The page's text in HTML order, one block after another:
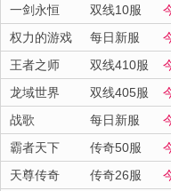
一剑永恒
双线10服
权力的游戏
每日新服
王者之师
双线410服
龙域世界
双线405服
战歌
每日新服
霸者天下
传奇50服
天尊传奇
传奇26服